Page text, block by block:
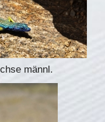
männl.